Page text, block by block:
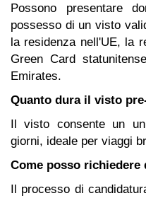
Possono presentare
possesso di un visto
la residenza nell'UE, la
Green Card
Emirates.
Quanto dura il visto
Il visto consente un
giorni, ideale per viaggi
Come posso richiedere
Il processo di